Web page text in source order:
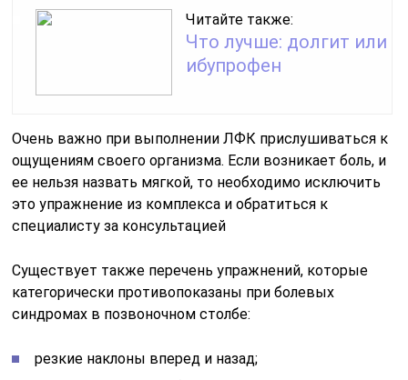
Читайте также:
Что лучше: долгит или
ибупрофен
Очень важно при выполнении ЛФК прислушиваться к
ощущениям своего организма. Если возникает боль, и
ее нельзя назвать мягкой, то необходимо исключить
это упражнение из комплекса и обратиться к
специалисту за консультацией
Существует также перечень упражнений, которые
категорически противопоказаны при болевых
синдромах в позвоночном столбе:
резкие наклоны вперед и назад;